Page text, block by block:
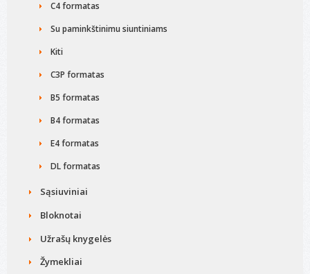
C4 formatas
Su paminkštinimu siuntiniams
Kiti
C3P formatas
B5 formatas
B4 formatas
E4 formatas
DL formatas
Sąsiuviniai
Bloknotai
Užrašų knygelės
Žymekliai